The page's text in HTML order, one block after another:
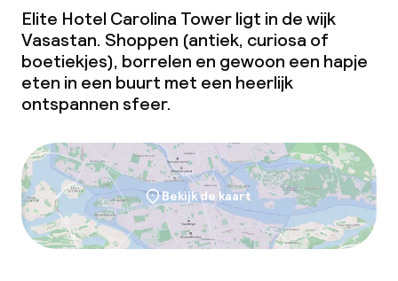
Vegetarische opties
Schoonmaakvoorzieningen
Wasservice
Zakelijke faciliteiten
Conferentieruimte
Elite Hotel Carolina Tower ligt in de wijk
Vasastan. Shoppen (antiek, curiosa of
boetiekjes), borrelen en gewoon een hapje
eten in een buurt met een heerlijk
ontspannen sfeer.
Bekijk de kaart